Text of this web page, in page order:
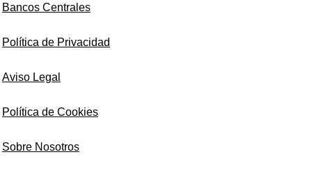
Bancos Centrales
Política de Privacidad
Aviso Legal
Política de Cookies
Sobre Nosotros